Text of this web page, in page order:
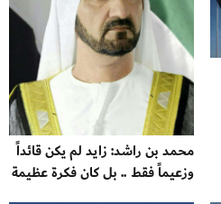
محمد بن راشد: زايد لم يكن قائداً
وزعيماً فقط .. بل كان فكرة عظيمة